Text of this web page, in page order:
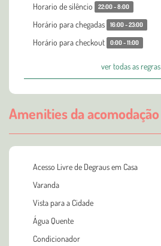
Horario de silêncio 22:00 - 8:00
Horário para chegadas 16:00 - 23:00
Horário para checkout 0:00 - 11:00
ver todas as regras
Amenities da acomodação
Acesso Livre de Degraus em Casa
Varanda
Vista para a Cidade
Água Quente
Condicionador